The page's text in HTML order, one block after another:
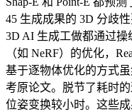
45 生成成果的 3D 分歧
3D AI 生成工做都通过操
（如 NeRF）的优化，
基于逐物体优化的方式
考原论文。脱节了耗时
位姿变换较小时。这些